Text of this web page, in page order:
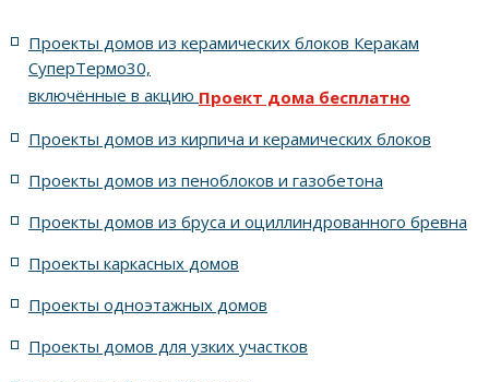
С цоколем С гаражом 6 спален с котельной
5 спален с цоколем и террасой
7 спален с крышей шале 5 спален и террасой
жилых в стиле Райта с 5 комнатами
жилых в английском стиле
Проекты домов из керамических блоков Керакам
СуперТермо30,
включённые в акциюПроект дома бесплатно
Проекты домов из кирпича и керамических блоков
Проекты домов из пеноблоков и газобетона
Проекты домов из бруса и оциллиндрованного бревна
Проекты каркасных домов
Проекты одноэтажных домов
Проекты домов для узких участков